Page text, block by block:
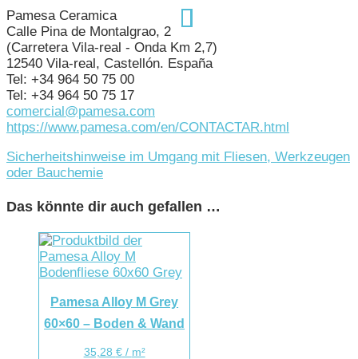
Pamesa Ceramica
Calle Pina de Montalgrao, 2
(Carretera Vila-real - Onda Km 2,7)
12540 Vila-real, Castellón. España
Tel: +34 964 50 75 00
Tel: +34 964 50 75 17
comercial@pamesa.com
https://www.pamesa.com/en/CONTACTAR.html
Sicherheitshinweise im Umgang mit Fliesen, Werkzeugen
oder Bauchemie
Das könnte dir auch gefallen …
Pamesa Alloy M Grey
60×60 – Boden & Wand
35,28 €/ m²